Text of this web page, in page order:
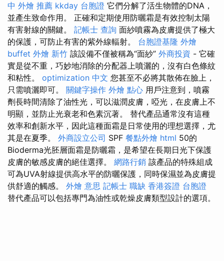
中 外燴 推薦 kkday 台胞證 它們分解了活生物體的DNA，
並產生致命作用。 正確和定期使用防曬霜是有效控制太陽
有害射線的關鍵。 記帳士 查詢 面紗噴霧為皮膚提供了極大
的保護，可防止有害的紫外線輻射。 台胞證基隆 外燴
buffet 外燴 新竹 該設備不僅被稱為“面紗” 外商投資 - 它確
實是從不重，巧妙地消除的分配器上噴灑的，沒有白色條紋
和粘性。 optimization 中文 您甚至不必將其散佈在臉上，
只需噴灑即可。 關鍵字操作 外燴 點心 用戶注意到，噴霧
劑長時間清除了油性光，可以滋潤皮膚，啞光，在皮膚上不
明顯，並防止光衰老和色素沉著。 替代產品通常沒有這種
效率和創新水平，因此這種面霜是日常使用的理想選擇，尤
其是在夏季。 外商設立公司 SPF 餐點外燴 html 50的
Bioderma光胚層面霜是防曬霜，是希望在長期日光下保護
皮膚的敏感皮膚的絕佳選擇。 網路行銷 該產品的特殊組成
可為UVA射線提供高水平的防曬保護，同時保濕並為皮膚提
供舒適的觸感。 外燴 意思 記帳士 職缺 香港簽證 台胞證
替代產品可以包括專門為油性或乾燥皮膚類型設計的選項。